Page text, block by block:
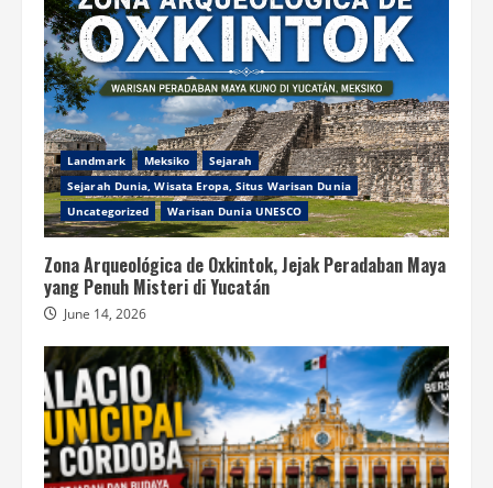
Landmark Meksiko
Sejarah
Sejarah Dunia, Wisata Eropa, Situs Warisan Dunia
Uncategorized
Warisan Dunia UNESCO
Zona Arqueológica de Oxkintok, Jejak Peradaban Maya
yang Penuh Misteri di Yucatán
June 14, 2026